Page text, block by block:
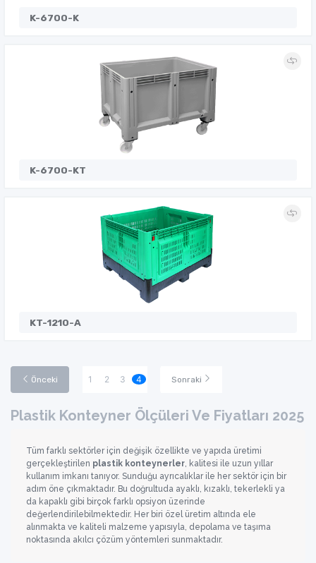
K-6700-K
K-6700-KT
KT-1210-A
Önceki 1 2 3 4 Sonraki
Plastik Konteyner Ölçüleri Ve Fiyatları 2025
Tüm farklı sektörler için değişik özellikte ve yapıda üretimi
gerçekleştirilen plastik konteynerler , kalitesi ile uzun yıllar
kullanım imkanı tanıyor. Sunduğu ayrıcalıklar ile her sektör için bir
adım öne çıkmaktadır. Bu doğrultuda ayaklı, kızaklı, tekerlekli ya
da kapaklı gibi birçok farklı opsiyon üzerinde
değerlendirilebilmektedir. Her biri özel üretim altında ele
alınmakta ve kaliteli malzeme yapısıyla, depolama ve taşıma
noktasında akılcı çözüm yöntemleri sunmaktadır.